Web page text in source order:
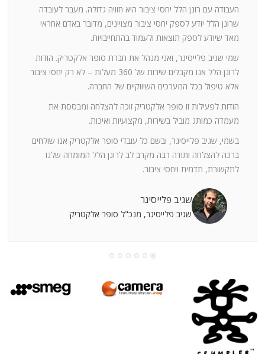
העבודה עם רונן הלל יחסי ציבור היא חוויה גדולה. מעבר לעובדה
שרונן הלל יודע לספק יחסי ציבור מצויינים, מדובר באדם אחראי
מאד שיודע לספק תוצאות ולעמוד בהתחייבויות.
שמי שגיב פלייסיגר, ואני מנהל את חברת סופר אלקטריק. הודות
לרונן הלל אנו מקבלים שירות של 360 מעלות – לא רק יחסי ציבור
אלא טיפול בכל המערכים השיווקיים של החברה.
הודות לפעילות זו סופר אלקטריק זוכה להצלחה ומבססת את
מעמדה כמותג מוביל בשירות, מקצועיות ואיכות.
בשמי, שגיב פלייסיגר, ובשם כל עובדי סופר אלקטריק אנו שולחים
ברכה להצלחה ותודה רבה מקרב לב לרונן הלל המומחה שלנו
לתקשורת, תדמית ויחסי ציבור.
שגיב פלייסיגר
שגיב פלייסיגר, מנכ"ל סופר אלקטריק